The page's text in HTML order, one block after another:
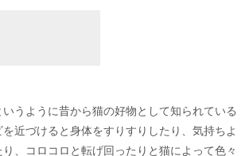
いうように昔から猫の好物として知られている
近づけると身体をすりすりしたり、気持ちよ
、コロコロと転げ回ったりと猫によって色々